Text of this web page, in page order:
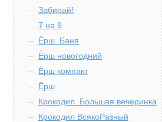
Забирай!
7 на 9
Ёрш. Баня
Ёрш новогодний
Ёрш компакт
Ёрш
Крокодил. Большая вечеринка
Крокодил ВсякоРазный